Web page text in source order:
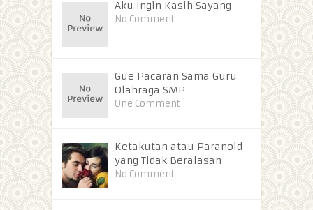
Aku Ingin Kasih Sayang
No Comment
Gue Pacaran Sama Guru
Olahraga SMP
One Comment
Ketakutan atau Paranoid
yang Tidak Beralasan
No Comment